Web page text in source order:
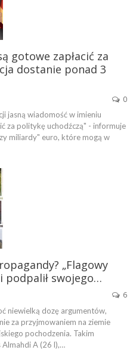
gotowe zapłacić za
dostanie ponad 3
0
jasną wiadomość w imieniu
za politykę uchodźczą" - informuje
miliardy" euro, które mogą w
„Flagowy
podpalił swojego…
6
niewielką dozę argumentów,
za przyjmowaniem na ziemie
pochodzenia. Takim
Almahdi A (26 l),…